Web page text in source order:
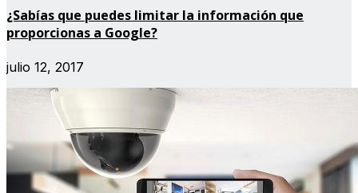
¿Sabías que puedes limitar la información que
proporcionas a Google?
julio 12, 2017